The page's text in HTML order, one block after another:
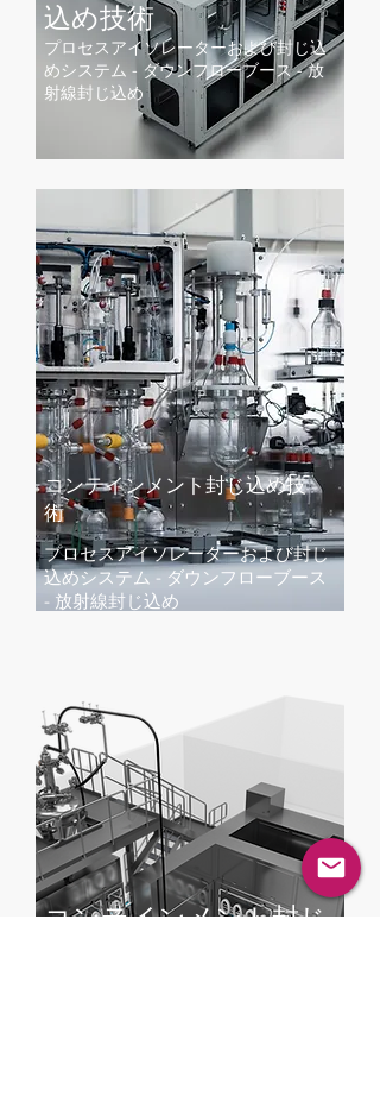
込め​技術
プロセスアイソレーターおよび封じ込
めシステム - ダウンフローブース - 放
射線封じ込め
プロセスアイソレーターおよび封じ
込めシステム - ダウンフローブース
- 放射線封じ込め
コンテインメント封じ込め​技
術
コンテインメント封じ